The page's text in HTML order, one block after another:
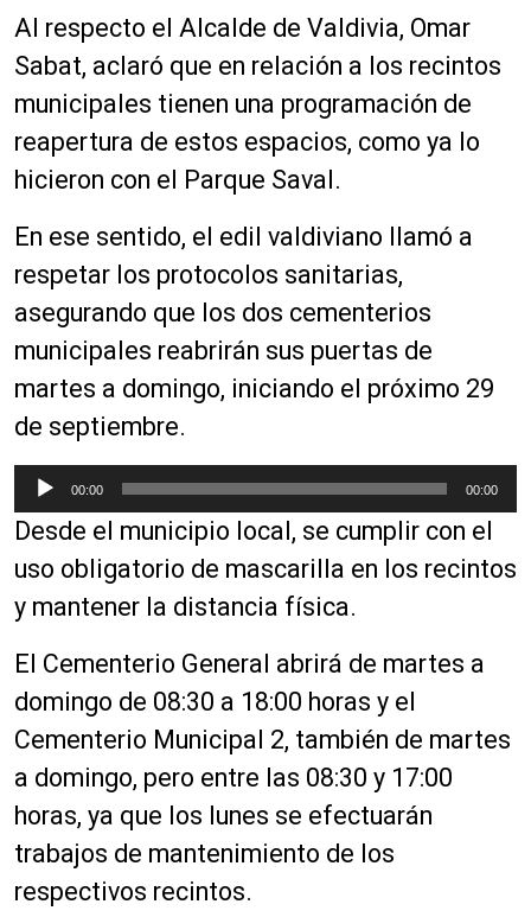
Al respecto el Alcalde de Valdivia, Omar
Sabat, aclaró que en relación a los recintos
municipales tienen una programación de
reapertura de estos espacios, como ya lo
hicieron con el Parque Saval.
En ese sentido, el edil valdiviano llamó a
respetar los protocolos sanitarias,
asegurando que los dos cementerios
municipales reabrirán sus puertas de
martes a domingo, iniciando el próximo 29
de septiembre.
e
p
r
d
u
c
t
o
d
e
a
d
00:00 00:00
Desde el municipio local, se cumplir con el
uso obligatorio de mascarilla en los recintos
y mantener la distancia física.
El Cementerio General abrirá de martes a
domingo de 08:30 a 18:00 horas y el
Cementerio Municipal 2, también de martes
a domingo, pero entre las 08:30 y 17:00
horas, ya que los lunes se efectuarán
trabajos de mantenimiento de los
respectivos recintos.